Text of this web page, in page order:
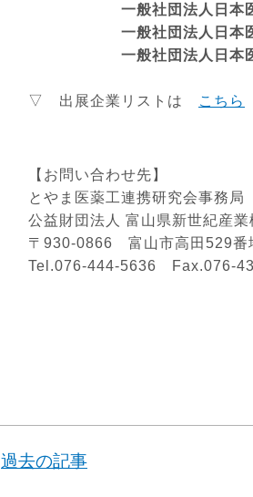
一般社団法人日本医工
一般社団法人日本医療
一般社団法人日本医療
▽ 出展企業リストは こちら
【お問い合わせ先】
とやま医薬工連携研究会事務局
公益財団法人 富山県新世紀産
〒930-0866 富山市高田529
Tel.076-444-5636 Fax.076-
過去の記事